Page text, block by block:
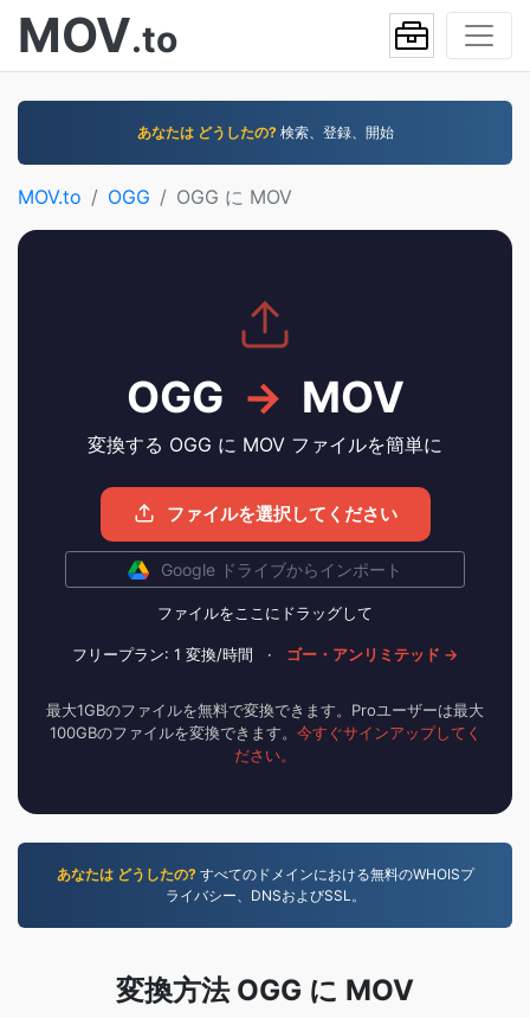
MOV.to
あなたは どうしたの?検索、登録、開始
MOV.to OGG OGG に MOV
OGG → MOV
変換する OGG に MOV ファイルを簡単に
ファイルを選択してください
Google ドライブからインポート
ファイルをここにドラッグして
フリープラン: 1 変換/時間 · ゴー・アンリミテッド →
最大1GBのファイルを無料で変換できます。Proユーザーは最大
100GBのファイルを変換できます。 今すぐサインアップしてく
ださい。
あなたは どうしたの?すべてのドメインにおける無料のWHOISプ
ライバシー、DNSおよびSSL。
変換方法 OGG に MOV